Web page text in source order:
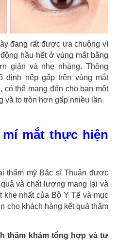
đang rất được ưa chuộng vì
hầu hết ở vùng mắt bằng
giản và nhẹ nhàng. Thông
định nếp gấp trên vùng mắt
có thể mang đến cho bạn một
và to tròn hơn gấp nhiều lần.
mắt thực hiện
thẩm mỹ Bác sĩ Thuận được
và chất lượng mang lại và
khe nhất của Bộ Y Tế và mục
cho khách hàng kết quả thẩm
thăm khám tổng hợp và tư